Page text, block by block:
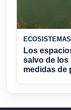
ECOSISTEMAS
Los
salvo de los
medidas de